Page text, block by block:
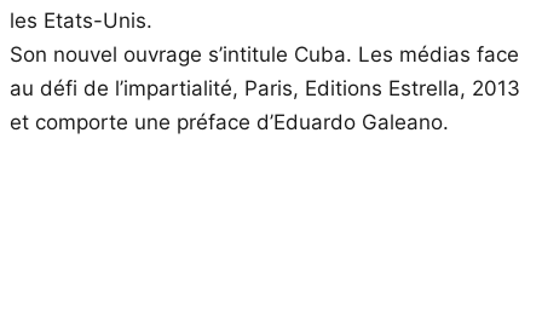
les Etats-Unis.
Son nouvel ouvrage s’intitule Cuba. Les médias face
au défi de l’impartialité, Paris, Editions Estrella, 2013
et comporte une préface d’Eduardo Galeano.